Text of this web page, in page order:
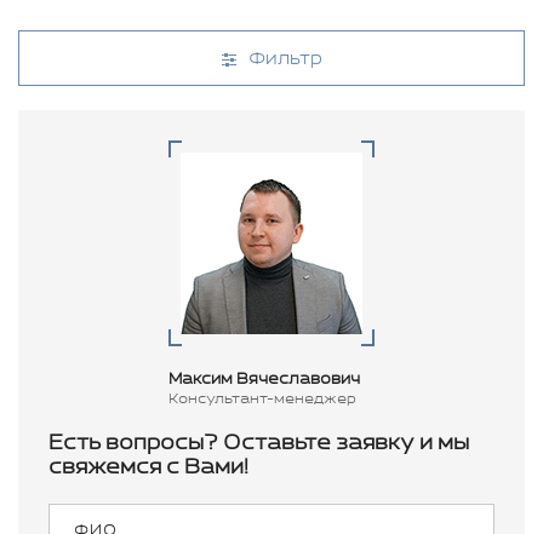
Фильтр
Максим Вячеславович
Консультант-менеджер
Есть вопросы? Оставьте заявку и мы
свяжемся с Вами!